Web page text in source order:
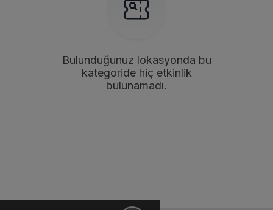
Bulunduğunuz lokasyonda bu
kategoride hiç etkinlik
bulunamadı.